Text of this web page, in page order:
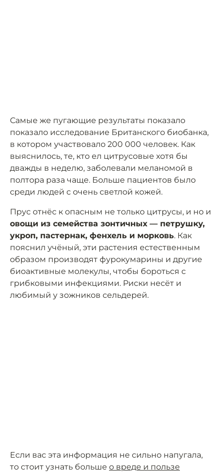
Самые же пугающие результаты показало
показало исследование Британского биобанка,
в котором участвовало 200 000 человек. Как
выяснилось, те, кто ел цитрусовые хотя бы
дважды в неделю, заболевали меланомой в
полтора раза чаще. Больше пациентов было
среди людей с очень светлой кожей.
Прус отнёс к опасным не только цитрусы, и но и
овощи из семейства зонтичных — петрушку,
укроп, пастернак, фенхель и морковь. Как
пояснил учёный, эти растения естественным
образом производят фурокумарины и другие
биоактивные молекулы, чтобы бороться с
грибковыми инфекциями. Риски несёт и
любимый у зожников сельдерей.
Если вас эта информация не сильно напугала,
то стоит узнать больше о вреде и пользе